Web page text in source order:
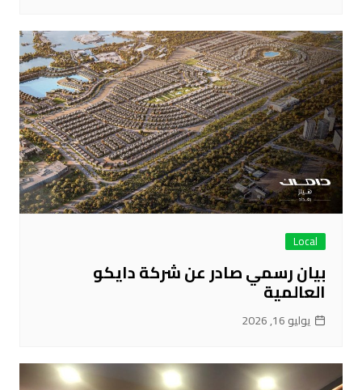
Local
بيان رسمي صادر عن شركة دايكو
العالمية
يوليو 16, 2026